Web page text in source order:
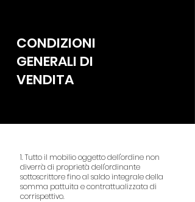
CONDIZIONI
GENERALI DI
VENDITA
1. Tutto il mobilio oggetto dell'ordine non
diverrà di proprietà dell'ordinante
sottoscrittore fino al saldo integrale della
somma pattuita e contrattualizzata di
corrispettivo.